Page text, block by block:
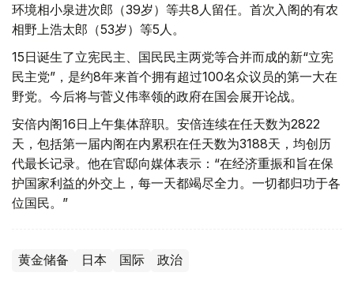
环境相小泉进次郎（39岁）等共8人留任。首次入阁的有农
相野上浩太郎（53岁）等5人。
15日诞生了立宪民主、国民民主两党等合并而成的新“立宪
民主党”，是约8年来首个拥有超过100名众议员的第一大在
野党。今后将与菅义伟率领的政府在国会展开论战。
安倍内阁16日上午集体辞职。安倍连续在任天数为2822
天，包括第一届内阁在内累积在任天数为3188天，均创历
代最长记录。他在官邸向媒体表示：“在经济重振和旨在保
护国家利益的外交上，每一天都竭尽全力。一切都归功于各
位国民。”
黄金储备 日本 国际 政治